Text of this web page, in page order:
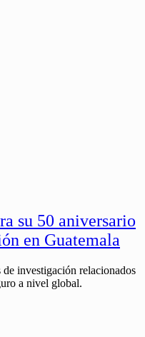
su 50 aniversario
en Guatemala
investigación relacionados
a nivel global.